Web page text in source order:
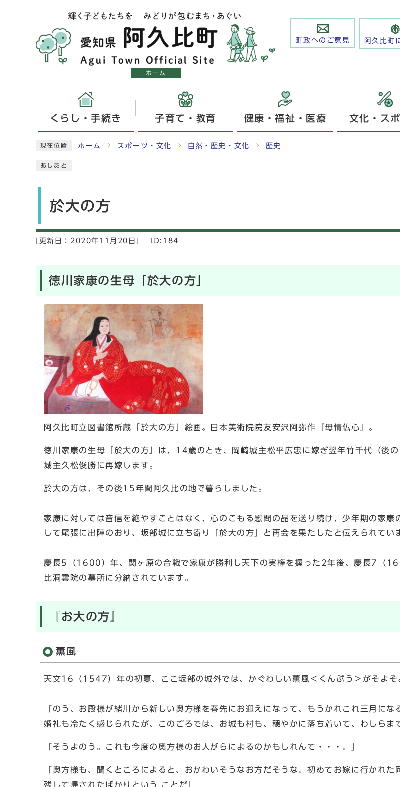
ホーム
町政へのご意見 阿久比町
くらし・手続き 子育て・教育 健康・福祉・医療 文化・ス
現在位置 ホーム スポーツ・文化 自然・歴史・文化 歴史
あしあと
於大の方
[更新日： 2020年11月20日] ID:184
徳川家康の生母「於大の方」
阿久比町立図書館所蔵「於大の方」絵画。日本美術院院友安沢阿弥作『母情仏心』。
徳川家康の生母「於大の方」は、14歳のとき、岡崎城主松平広忠に嫁ぎ翌年竹千代（後
城主久松俊勝に再嫁します。
於大の方は、その後15年間阿久比の地で暮らしました。
家康に対しては音信を絶やすことはなく、心のこもる慰問の品を送り続け、少年期の家
して尾張に出陣のおり、坂部城に立ち寄り「於大の方」と再会を果たしたと伝えられてい
慶長5（1600）年、関ヶ原の合戦で家康が勝利し天下の実権を握った2年後、慶長7（
比洞雲院の墓所に分納されています。
『お大の方』
薫風
天文16（1547）年の初夏、ここ坂部の城外では、かぐわしい薫風＜くんぷう＞がそよそ
「のう、お殿様が緒川から新しい奥方様を春先にお迎えになって、もうかれこれ三月に
婚礼も冷たく感じられたが、このごろでは、お城も村も、穏やかに落ち着いて、わしらま
「そうよのう。これも今度の奥方様のお人がらによるのかもしれんて・・・。」
「奥方様も、聞くところによると、おかわいそうなお方だそうな。初めてお嫁に行かれ
残して帰されたばかりという ことだ」